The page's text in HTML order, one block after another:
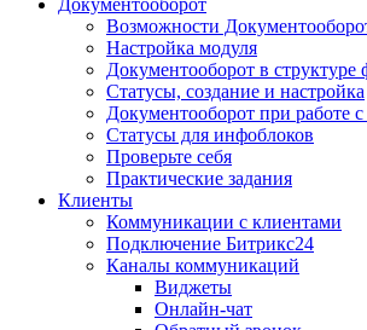
Документооборот
Возможности
Настройка модуля
Документооборот в структуре
Статусы, создание и настройка
Документооборот при работе
Статусы для инфоблоков
Проверьте себя
Практические задания
Клиенты
Коммуникации с клиентами
Подключение Битрикс24
Каналы коммуникаций
Виджеты
Онлайн-чат